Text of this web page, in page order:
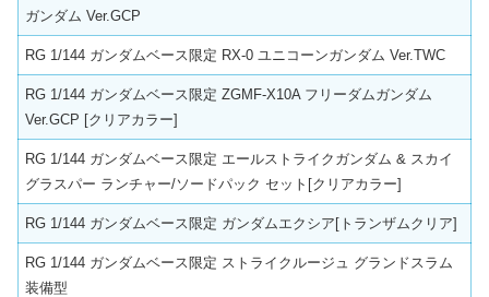
ガンダム Ver.GCP
RG 1/144 ガンダムベース限定 RX-0 ユニコーンガンダム Ver.TWC
RG 1/144 ガンダムベース限定 ZGMF-X10A フリーダムガンダム
Ver.GCP [クリアカラー]
RG 1/144 ガンダムベース限定 エールストライクガンダム & スカイ
グラスパー ランチャー/ソードパック セット[クリアカラー]
RG 1/144 ガンダムベース限定 ガンダムエクシア[トランザムクリア]
RG 1/144 ガンダムベース限定 ストライクルージュ グランドスラム
装備型